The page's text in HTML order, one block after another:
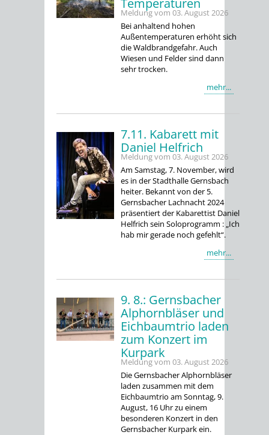
Temperaturen
Meldung vom 03. August 2026
Bei anhaltend hohen
Außentemperaturen erhöht sich
die Waldbrandgefahr. Auch
Wiesen und Felder sind dann
sehr trocken.
mehr...
7.11. Kabarett mit
Daniel Helfrich
Meldung vom 03. August 2026
Am Samstag, 7. November, wird
es in der Stadthalle Gernsbach
heiter. Bekannt von der 5.
Gernsbacher Lachnacht 2024
präsentiert der Kabarettist Daniel
Helfrich sein Soloprogramm : „Ich
hab mir gerade noch gefehlt“.
mehr...
9. 8.: Gernsbacher
Alphornbläser und
Eichbaumtrio laden
zum Konzert im
Kurpark
Meldung vom 03. August 2026
Die Gernsbacher Alphornbläser
laden zusammen mit dem
Eichbaumtrio am Sonntag, 9.
August, 16 Uhr zu einem
besonderen Konzert in den
Gernsbacher Kurpark ein.